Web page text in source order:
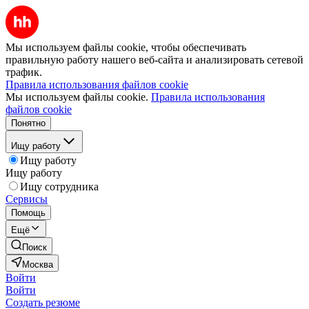
Мы используем файлы cookie, чтобы обеспечивать
правильную работу нашего веб-сайта и анализировать сетевой
трафик.
Правила использования файлов cookie
Мы используем файлы cookie. Правила использования
файлов cookie
Понятно
Ищу работу
Ищу работу
Ищу работу
Ищу сотрудника
Сервисы
Помощь
Ещё
Поиск
Москва
Войти
Войти
Создать резюме